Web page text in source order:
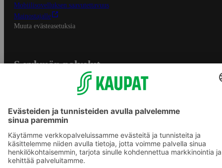
Mobiilisovelluksen saavutettavuus
Mainostajalle
Muuta evästeasetuksia
S-ryhmän palvelut
Yhteishyvä Ruoka -sovellus
S-ostoslista -sovellus
Prisma.fi
Sokos.fi
S-Pankki